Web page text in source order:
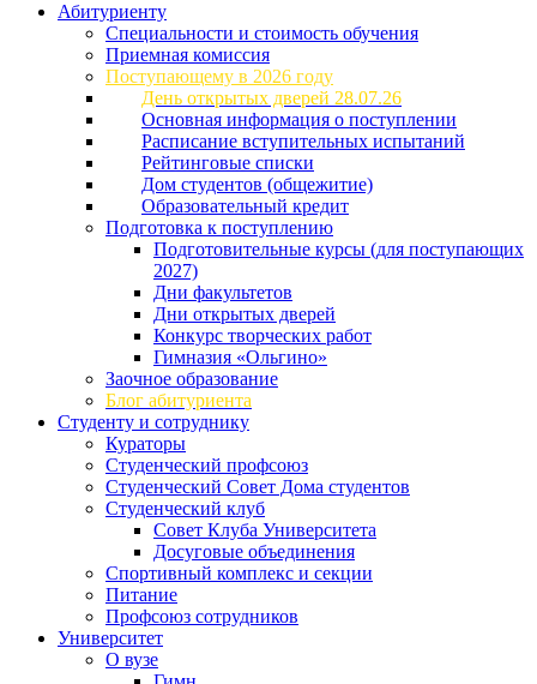
Абитуриенту
Специальности и стоимость обучения
Приемная комиссия
Поступающему в 2026 году
День открытых дверей 28.07.26
Основная информация о поступлении
Расписание вступительных испытаний
Рейтинговые списки
Дом студентов (общежитие)
Образовательный кредит
Подготовка к поступлению
Подготовительные курсы (для поступающих
2027)
Дни факультетов
Дни открытых дверей
Конкурс творческих работ
Гимназия «Ольгино»
Заочное образование
Блог абитуриента
Студенту и сотруднику
Кураторы
Студенческий профсоюз
Студенческий Совет Дома студентов
Студенческий клуб
Совет Клуба Университета
Досуговые объединения
Спортивный комплекс и секции
Питание
Профсоюз сотрудников
Университет
О вузе